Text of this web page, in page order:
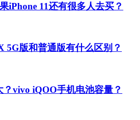
iPhone 11还有很多人去买？
5G版和普通版有什么区别？
？vivo iQOO手机电池容量？